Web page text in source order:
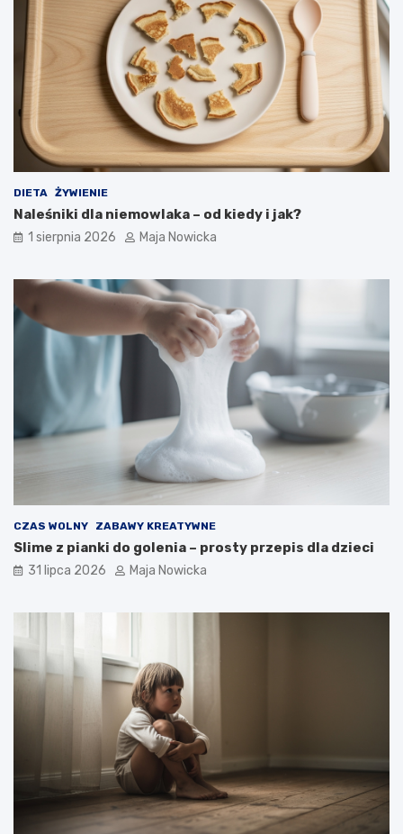
DIETA ŻYWIENIE
Naleśniki dla niemowlaka – od kiedy i jak?
1 sierpnia 2026 Maja Nowicka
CZAS WOLNY ZABAWY KREATYWNE
Slime z pianki do golenia – prosty przepis dla dzieci
31 lipca 2026 Maja Nowicka